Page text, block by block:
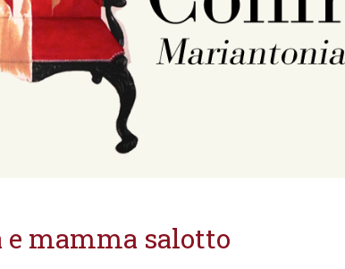
e mamma salotto